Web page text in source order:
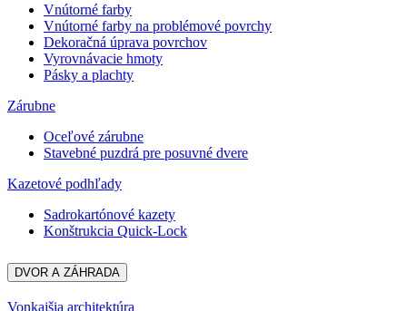
Vnútorné farby
Vnútorné farby na problémové povrchy
Dekoračná úprava povrchov
Vyrovnávacie hmoty
Pásky a plachty
Zárubne
Oceľové zárubne
Stavebné puzdrá pre posuvné dvere
Kazetové podhľady
Sadrokartónové kazety
Konštrukcia Quick-Lock
DVOR A ZÁHRADA
Vonkajšia architektúra